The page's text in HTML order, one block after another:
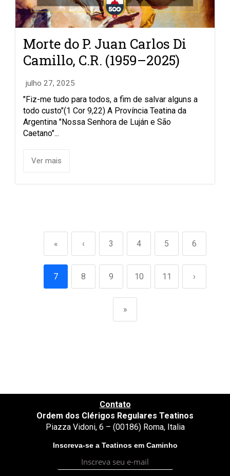
Morte do P. Juan Carlos Di
Camillo, C.R. (1959–2025)
julho 27, 2025
"Fiz-me tudo para todos, a fim de salvar alguns a
todo custo"(1 Cor 9,22) A Província Teatina da
Argentina "Nossa Senhora de Luján e São
Caetano"...
Ver mais
« ‹ 3 4 5 6
7 8 9 10 11 ›
»
Contato
Ordem dos Clérigos Regulares Teatinos
Piazza Vidoni, 6 – (00186) Roma, Italia
Inscreva-se a Teatinos em Caminho